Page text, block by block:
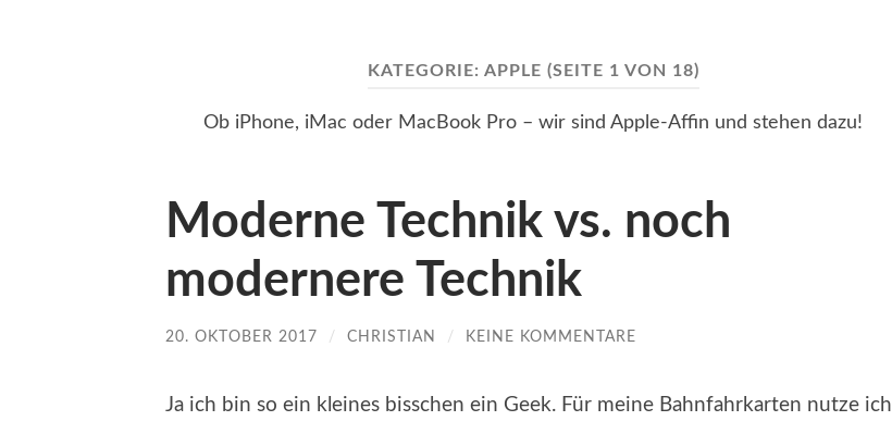
KATEGORIE: APPLE (SEITE 1 VON 18)
Ob iPhone, iMac oder MacBook Pro – wir sind Apple-Affin und stehen dazu!
Moderne Technik vs. noch
modernere Technik
20. OKTOBER 2017 / CHRISTIAN / KEINE KOMMENTARE
Ja ich bin so ein kleines bisschen ein Geek. Für meine Bahnfahrkarten nutze ich